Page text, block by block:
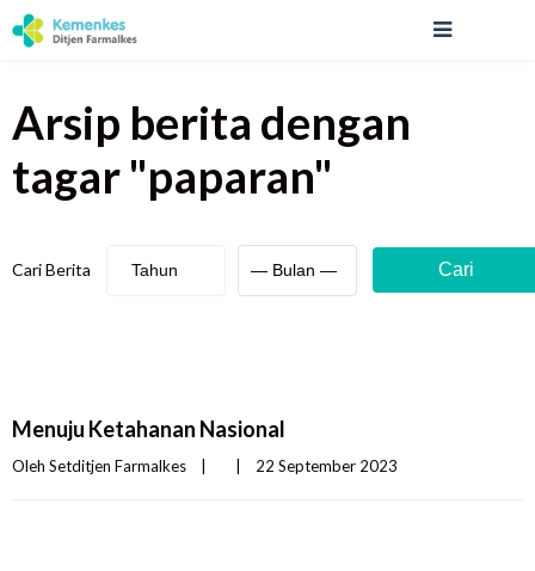
Arsip berita dengan
tagar "paparan"
Cari Berita Cari
Menuju Ketahanan Nasional
Oleh Setditjen Farmalkes 22 September 2023